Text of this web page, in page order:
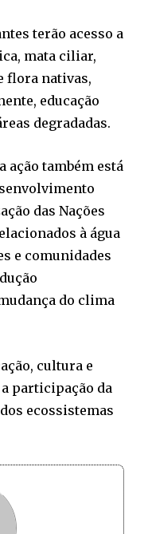
terão acesso a
mata ciliar,
flora nativas,
educação
degradadas.
ação também está
das Nações
à água
e comunidades
do clima
cultura e
participação da
ecossistemas